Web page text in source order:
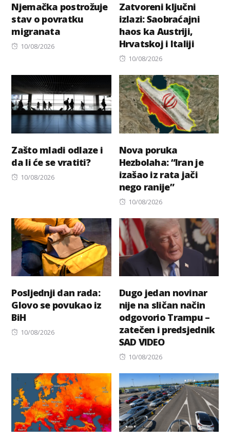
Njemačka postrožuje
stav o povratku
migranata
Posted
10/08/2026
Zatvoreni ključni
izlazi: Saobraćajni
haos ka Austriji,
Hrvatskoj i Italiji
Posted
10/08/2026
Zašto mladi odlaze i
da li će se vratiti?
Posted
10/08/2026
Nova poruka
Hezbolaha: “Iran je
izašao iz rata jači
nego ranije”
Posted
10/08/2026
Posljednji dan rada:
Glovo se povukao iz
BiH
Posted
10/08/2026
Dugo jedan novinar
nije na sličan način
odgovorio Trampu –
zatečen i predsjednik
SAD VIDEO
Posted
10/08/2026